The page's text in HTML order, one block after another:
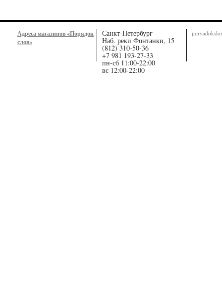
Адреса магазинов «Порядок
слов»
Санкт-Петербург
Наб. реки Фонтанки, 15
(812) 310-50-36
+7 981 193-27-33
пн-сб 11:00-22:00
вс 12:00-22:00